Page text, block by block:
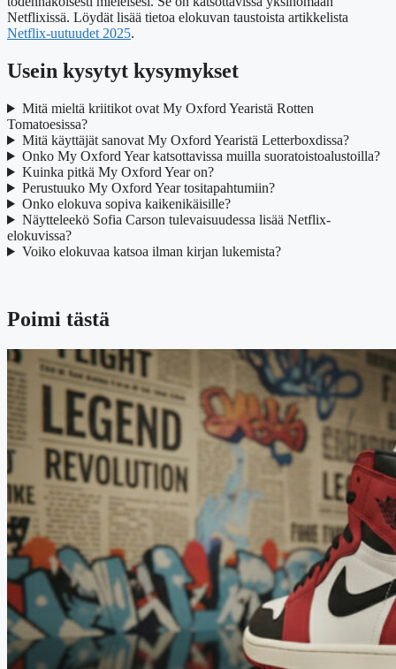
Netflixissä. Löydät lisää tietoa elokuvan taustoista artikkelista
Netflix-uutuudet 2025.
Usein kysytyt kysymykset
Mitä mieltä kriitikot ovat My Oxford Yearistä Rotten
Tomatoesissa?
Mitä käyttäjät sanovat My Oxford Yearistä Letterboxdissa?
Onko My Oxford Year katsottavissa muilla suoratoistoalustoilla?
Kuinka pitkä My Oxford Year on?
Perustuuko My Oxford Year tositapahtumiin?
Onko elokuva sopiva kaikenikäisille?
Näytteleekö Sofia Carson tulevaisuudessa lisää Netflix-
elokuvissa?
Voiko elokuvaa katsoa ilman kirjan lukemista?
Poimi tästä